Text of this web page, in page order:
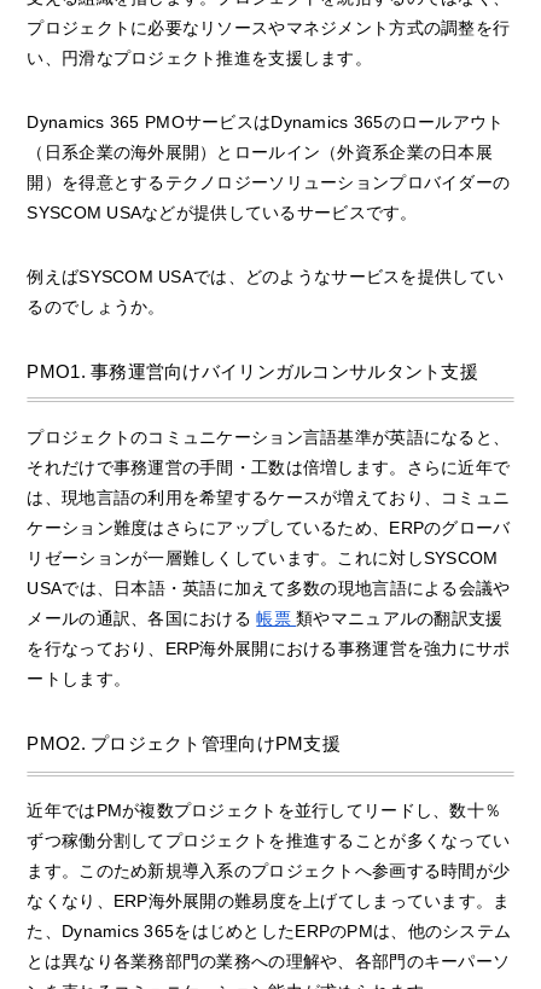
プロジェクトに必要なリソースやマネジメント方式の調整を行
い、円滑なプロジェクト推進を支援します。
Dynamics 365 PMOサービスはDynamics 365のロールアウト
（日系企業の海外展開）とロールイン（外資系企業の日本展
開）を得意とするテクノロジーソリューションプロバイダーの
SYSCOM USAなどが提供しているサービスです。
例えばSYSCOM USAでは、どのようなサービスを提供してい
るのでしょうか。
PMO1. 事務運営向けバイリンガルコンサルタント支援
プロジェクトのコミュニケーション言語基準が英語になると、
それだけで事務運営の手間・工数は倍増します。さらに近年で
は、現地言語の利用を希望するケースが増えており、コミュニ
ケーション難度はさらにアップしているため、ERPのグローバ
リゼーションが一層難しくしています。これに対しSYSCOM
USAでは、日本語・英語に加えて多数の現地言語による会議や
メールの通訳、各国における帳票類やマニュアルの翻訳支援
を行なっており、ERP海外展開における事務運営を強力にサポ
ートします。
PMO2. プロジェクト管理向けPM支援
近年ではPMが複数プロジェクトを並行してリードし、数十％
ずつ稼働分割してプロジェクトを推進することが多くなってい
ます。このため新規導入系のプロジェクトへ参画する時間が少
なくなり、ERP海外展開の難易度を上げてしまっています。ま
た、Dynamics 365をはじめとしたERPのPMは、他のシステム
とは異なり各業務部門の業務への理解や、各部門のキーパーソ